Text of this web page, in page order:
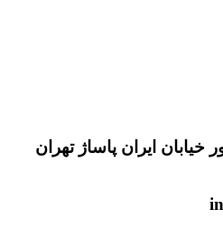
ایران پاساژ تهران